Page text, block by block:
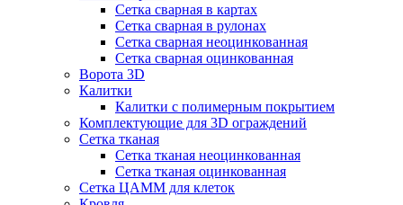
Сетка сварная в картах
Сетка сварная в рулонах
Сетка сварная неоцинкованная
Сетка сварная оцинкованная
Ворота 3D
Калитки
Калитки с полимерным покрытием
Комплектующие для 3D ограждений
Сетка тканая
Сетка тканая неоцинкованная
Сетка тканая оцинкованная
Сетка ЦАММ для клеток